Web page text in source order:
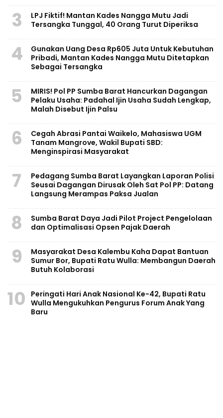
3
LPJ Fiktif! Mantan Kades Nangga Mutu Jadi
Tersangka Tunggal, 40 Orang Turut Diperiksa
4
Gunakan Uang Desa Rp605 Juta Untuk Kebutuhan
Pribadi, Mantan Kades Nangga Mutu Ditetapkan
Sebagai Tersangka
5
MIRIS! Pol PP Sumba Barat Hancurkan Dagangan
Pelaku Usaha: Padahal Ijin Usaha Sudah Lengkap,
Malah Disebut Ijin Palsu
6
Cegah Abrasi Pantai Waikelo, Mahasiswa UGM
Tanam Mangrove, Wakil Bupati SBD:
Menginspirasi Masyarakat
7
Pedagang Sumba Barat Layangkan Laporan Polisi
Seusai Dagangan Dirusak Oleh Sat Pol PP: Datang
Langsung Merampas Paksa Jualan
8
Sumba Barat Daya Jadi Pilot Project Pengelolaan
dan Optimalisasi Opsen Pajak Daerah
9
Masyarakat Desa Kalembu Kaha Dapat Bantuan
Sumur Bor, Bupati Ratu Wulla: Membangun Daerah
Butuh Kolaborasi
10
Peringati Hari Anak Nasional Ke-42, Bupati Ratu
Wulla Mengukuhkan Pengurus Forum Anak Yang
Baru